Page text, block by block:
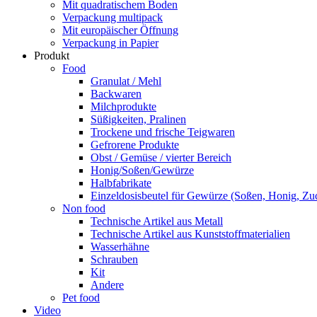
Mit quadratischem Boden
Verpackung multipack
Mit europäischer Öffnung
Verpackung in Papier
Produkt
Food
Granulat / Mehl
Backwaren
Milchprodukte
Süßigkeiten, Pralinen
Trockene und frische Teigwaren
Gefrorene Produkte
Obst / Gemüse / vierter Bereich
Honig/Soßen/Gewürze
Halbfabrikate
Einzeldosisbeutel für Gewürze (Soßen, Honig,
Non food
Technische Artikel aus Metall
Technische Artikel aus Kunststoffmaterialien
Wasserhähne
Schrauben
Kit
Andere
Pet food
Video